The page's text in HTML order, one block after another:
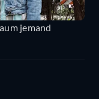
jemand